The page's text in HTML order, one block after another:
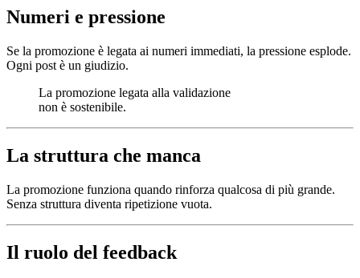
Numeri e pressione
Se la promozione è legata ai numeri immediati, la pressione esplode.
Ogni post è un giudizio.
La promozione legata alla validazione
non è sostenibile.
La struttura che manca
La promozione funziona quando rinforza qualcosa di più grande.
Senza struttura diventa ripetizione vuota.
Il ruolo del feedback